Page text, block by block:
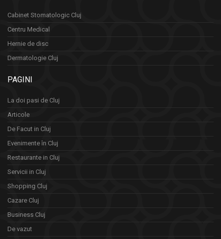
Cabinet Stomatologic Cluj
Centru Medical
Hernie de disc
Dermatologie Cluj
PAGINI
La doi pasi de Cluj
Articole
De Facut in Cluj
Evenimente în Cluj
Restaurante in Cluj
Servicii in Cluj
Shopping Cluj
Cazare Cluj
Business Cluj
De vazut